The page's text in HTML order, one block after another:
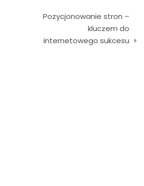
Pozycjonowanie stron –
kluczem do
internetowego sukcesu